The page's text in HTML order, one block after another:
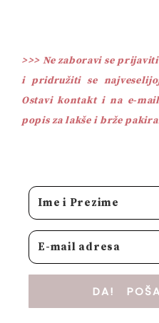
>>> Ne zaboravi se
i pridružiti se
Ostavi kontakt i na e-
popis za lakše i brže
DA!